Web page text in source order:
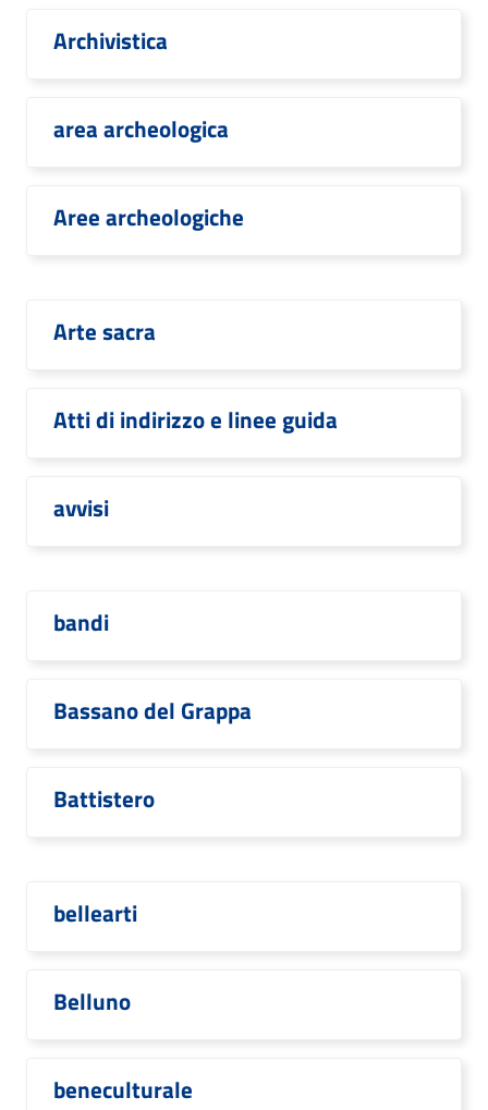
Archivistica
area archeologica
Aree archeologiche
Arte sacra
Atti di indirizzo e linee guida
avvisi
bandi
Bassano del Grappa
Battistero
bellearti
Belluno
beneculturale